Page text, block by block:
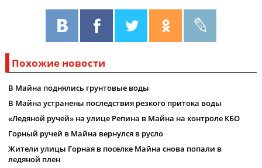
Похожие новости
В Майна поднялись грунтовые воды
В Майна устранены последствия резкого притока воды
«Ледяной ручей» на улице Репина в Майна на контроле КБО
Горный ручей в Майна вернулся в русло
Жители улицы Горная в поселке Майна снова попали в
ледяной плен